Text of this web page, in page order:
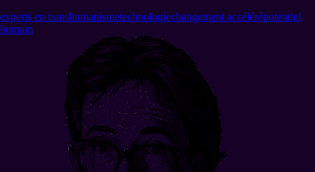
experts en transhumanismetechnologiechangement accélérépotentiel
humain